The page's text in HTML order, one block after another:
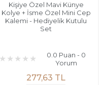
Kişiye Özel Mavi Künye
Kolye + İsme Özel Mini Cep
Kalemi - Hediyelik Kutulu
Set
0.0 Puan - 0
Yorum
277,63 TL